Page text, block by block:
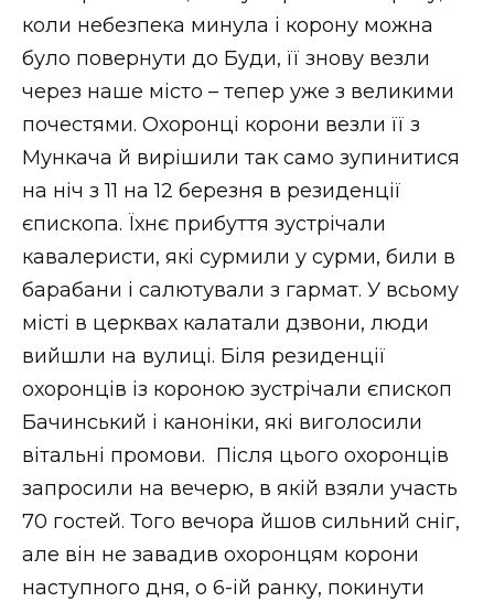
коли небезпека минула і корону можна
було повернути до Буди, її знову везли
через наше місто – тепер уже з великими
почестями. Охоронці корони везли її з
Мункача й вирішили так само зупинитися
на ніч з 11 на 12 березня в резиденції
єпископа. Їхнє прибуття зустрічали
кавалеристи, які сурмили у сурми, били в
барабани і салютували з гармат. У всьому
місті в церквах калатали дзвони, люди
вийшли на вулиці. Біля резиденції
охоронців із короною зустрічали єпископ
Бачинський і каноніки, які виголосили
вітальні промови. Після цього охоронців
запросили на вечерю, в якій взяли участь
70 гостей. Того вечора йшов сильний сніг,
але він не завадив охоронцям корони
наступного дня, о 6-ій ранку, покинути